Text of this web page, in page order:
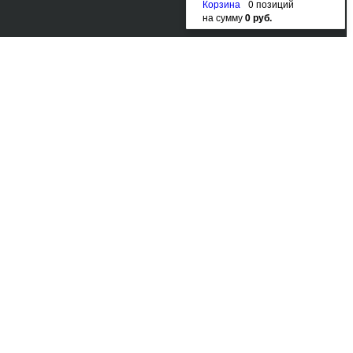
Корзина
0 позиций
на сумму0 руб.